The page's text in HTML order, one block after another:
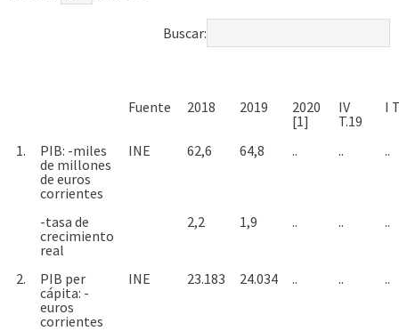
Buscar:
Fuente 2018 2019
2020
[1]
IV
T.19
I
1.
PIB: -miles
de millones
de euros
corrientes
INE 62,6 64,8 .. .. ..
-tasa de
crecimiento
real
2,2 1,9 .. .. ..
2.
PIB per
cápita: -
euros
corrientes
INE 23.183 24.034 .. .. ..